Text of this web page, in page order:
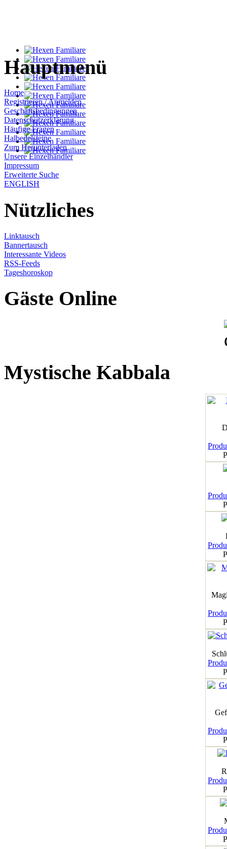
Hauptmenü
Home
Registrieren / Anmelden
Geschäftsbedingungen
Datenschutzerklärung
Häufige Fragen
Halbedelsteine
Zum Herunterladen
Unsere Einzelhändler
Impressum
Erweiterte Suche
ENGLISH
Nützliches
Linktausch
Bannertausch
Interessante Videos
RSS-Feeds
Tageshoroskop
Gäste Online
Mystische Kabbala